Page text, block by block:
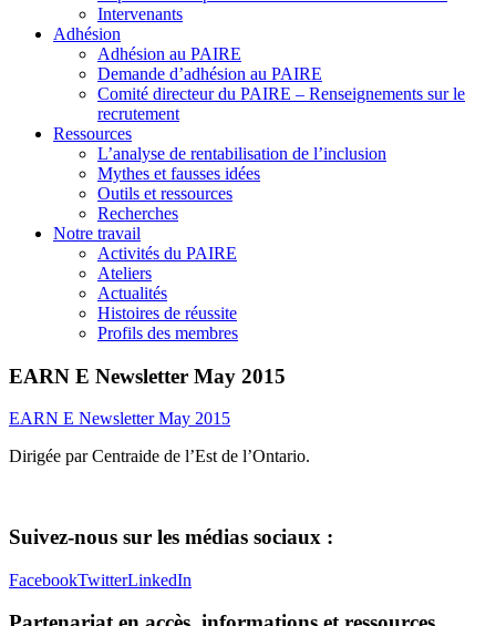
Intervenants
Adhésion
Adhésion au PAIRE
Demande d’adhésion au PAIRE
Comité directeur du PAIRE – Renseignements sur le
recrutement
Ressources
L’analyse de rentabilisation de l’inclusion
Mythes et fausses idées
Outils et ressources
Recherches
Notre travail
Activités du PAIRE
Ateliers
Actualités
Histoires de réussite
Profils des membres
EARN E Newsletter May 2015
EARN E Newsletter May 2015
Dirigée par Centraide de l’Est de l’Ontario.
Suivez-nous sur les médias sociaux :
FacebookTwitterLinkedIn